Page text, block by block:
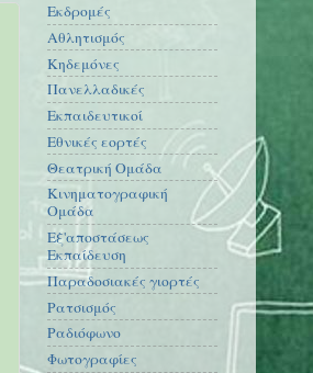
Εκδρομές
Αθλητισμός
Κηδεμόνες
Πανελλαδικές
Εκπαιδευτικοί
Εθνικές εορτές
Θεατρική Ομάδα
Κινηματογραφική
Ομάδα
Εξ'αποστάσεως
Εκπαίδευση
Παραδοσιακές γιορτές
Ρατσισμός
Ραδιόφωνο
Φωτογραφίες